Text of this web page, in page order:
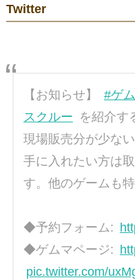
Twitter
【お知らせ】 #ゲ
スクルー を紹介す
現場販売分が少な
手に入れたい方は
す。他のゲームも
◆予約フォーム:
◆ゲムマページ:
pic.twitter.com/